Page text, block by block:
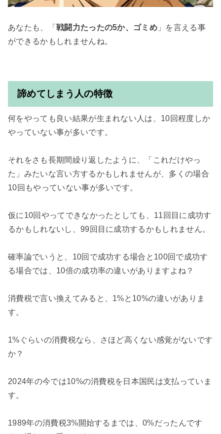
あなたも、「 戦闘力たったの5か、ゴミめ 」を言える事
ができるかもしれませんね。
諦めてしまう人の特徴
何をやっても良い結果が生まれない人は、10回程度しか
やっていない事が多いです。
それをさも長期間繰り返したように、「これだけやっ
た」みたいな言い方するかもしれませんが、多くの場合
10回もやっていない事が多いです。
仮に10回やってできなかったとしても、11回目に成功す
るかもしれないし、99回目に成功するかもしれません。
確率論でいうと、10回で成功する場合と100回で成功す
る場合では、10倍の成功率の違いがありますよね？
消費税で言い換えてみると、1%と10%の違いがありま
す。
1%ぐらいの消費税なら、さほど高くない感覚がないです
か？
2024年の今では10%の消費税を日本国民は支払っていま
す。
1989年の消費税3%開始するまでは、0%だったんです